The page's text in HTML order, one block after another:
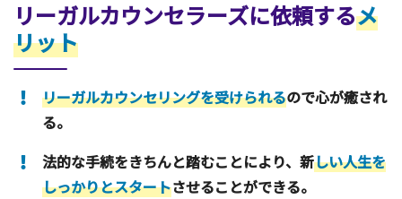
リーガルカウンセラーズに依頼するメ
リット
リーガルカウンセリングを受けられるので心が癒され
る。
法的な手続をきちんと踏むことにより、新しい人生を
しっかりとスタートさせることができる。